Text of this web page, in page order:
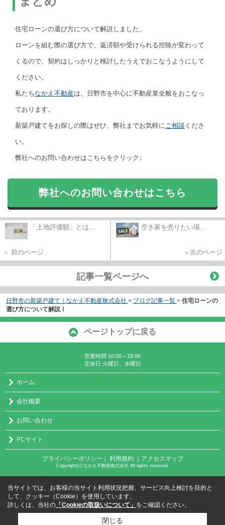
住宅ローンの選び方について解説しました。
ローンを組む際の選び方で、返済額や受けられる控除が変わって
くるので、契約はしっかりと検討したうえでおこなうようにして
ください。
私たちなかえ不動産は、日野市を中心に不動産業全般をおこなっ
ております。
新築戸建てをお探しの際はぜひ、弊社までお気軽にご相談 くださ
い。
弊社へのお問い合わせはこちらをクリック↓
弊社へのお問い合わせはこちら
「土地評価額」とは...
＜ 前のページ
空き家を売りたい場...
＞次のページ
記事一覧ページへ
日野市の新築戸建て｜なかえ不動産株式会社 > ブログ記事一覧 > 住宅ローンの
選び方について解説！
ページトップに戻る
営業時間:10:00～18:00
定休日:火曜日、水曜日
ホーム
会社概要
お問い合わせ
PCサイト
プライバシーポリシー 利用規約 ｜アクセスマップ
Copyright(c) なかえ不動産株式会社 All rights reserved.
当サイトでは、お客様の当サイト利用状況把握、サービス向上検討を目的と
して、クッキー（Cookie）を使用しています。
詳しくは、当社の 「Cookieの取扱いについて」 をご確認ください。
閉じる